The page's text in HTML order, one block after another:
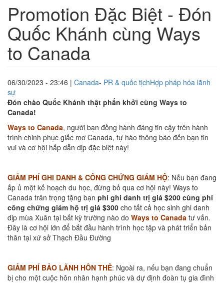
Promotion Đặc Biệt - Đón
Quốc Khánh cùng Ways
to Canada
06/30/2023 - 23:46 | Canada- PR & quốc tịchHợp pháp hóa lãnh
sự
Đón chào Quốc Khánh thật phấn khởi cùng Ways to
Canada!
Ways to Canada, người bạn đồng hành đáng tin cậy trên hành
trình chinh phục giấc mơ Canada, tự hào thông báo đến bạn tin
vui và cơ hội hấp dẫn dịp đặc biệt này!
GIẢM PHÍ GHI DANH & CÔNG CHỨNG GIÁM HỘ: Nếu bạn đang
ấp ủ một kế hoạch du học, đừng bỏ qua cơ hội này! Ways to
Canada trân trọng tặng bạn phí ghi danh trị giá $200 cùng phí
công chứng giám hộ trị giá $300 cho tất cả học sinh ghi danh
dịp mùa Xuân tại bất kỳ trường nào do Ways to Canada tư vấn.
Đây là cơ hội lớn để bắt đầu hành trình học tập và phát triển bản
thân tại xứ sở Thạch Đầu Đường
GIẢM PHÍ BẢO LÃNH HÔN THÊ: Ngoài ra, nếu bạn đang chuẩn
bị cho một cuộc hôn nhân hạnh phúc và dự định đoàn tụ gia đình